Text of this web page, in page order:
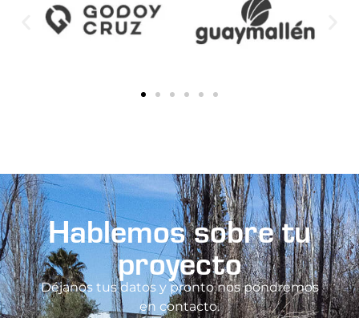
Hablemos sobre tu
proyecto
Déjanos tus datos y pronto nos pondremos
en contacto.